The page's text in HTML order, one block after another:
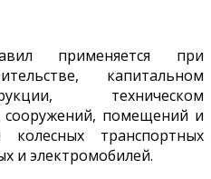
применяется при
капитальном
техническом
сооружений, помещений и
транспортных
и электромобилей.